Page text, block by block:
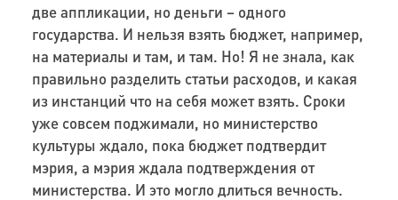
две аппликации, но деньги – одного
государства. И нельзя взять бюджет, например,
на материалы и там, и там. Но! Я не знала, как
правильно разделить статьи расходов, и какая
из инстанций что на себя может взять. Сроки
уже совсем поджимали, но министерство
культуры ждало, пока бюджет подтвердит
мэрия, а мэрия ждала подтверждения от
министерства. И это могло длиться вечность.